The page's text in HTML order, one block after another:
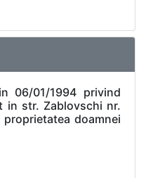
06/01/1994 privind
in str. Zablovschi nr.
doamnei